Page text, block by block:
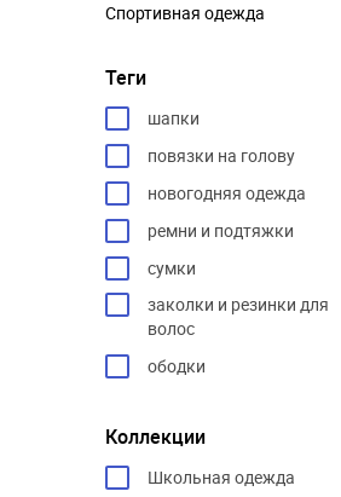
Спортивная одежда
Теги
шапки
повязки на голову
новогодняя одежда
ремни и подтяжки
сумки
заколки и резинки для
волос
ободки
Коллекции
Школьная одежда